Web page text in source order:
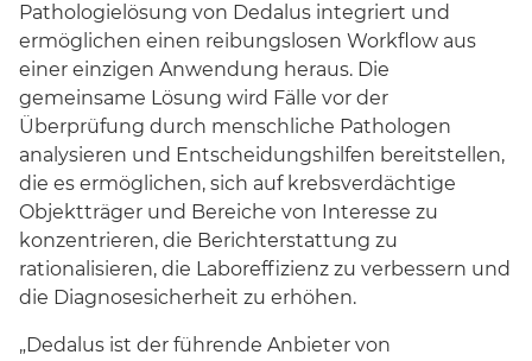
Pathologielösung von Dedalus integriert und
ermöglichen einen reibungslosen Workflow aus
einer einzigen Anwendung heraus. Die
gemeinsame Lösung wird Fälle vor der
Überprüfung durch menschliche Pathologen
analysieren und Entscheidungshilfen bereitstellen,
die es ermöglichen, sich auf krebsverdächtige
Objektträger und Bereiche von Interesse zu
konzentrieren, die Berichterstattung zu
rationalisieren, die Laboreffizienz zu verbessern und
die Diagnosesicherheit zu erhöhen.
„Dedalus ist der führende Anbieter von